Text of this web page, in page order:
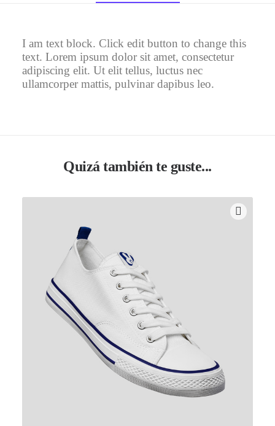
I am text block. Click edit button to change this
text. Lorem ipsum dolor sit amet, consectetur
adipiscing elit. Ut elit tellus, luctus nec
ullamcorper mattis, pulvinar dapibus leo.
Quizá también te guste...